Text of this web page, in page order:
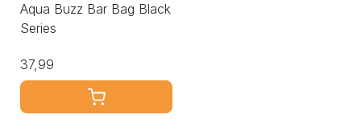
Aqua Buzz Bar Bag Black
Series
37,99